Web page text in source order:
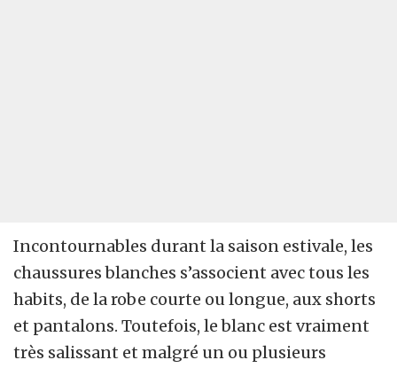
Incontournables durant la saison estivale, les
chaussures blanches s’associent avec tous les
habits, de la robe courte ou longue, aux shorts
et pantalons. Toutefois, le blanc est vraiment
très salissant et malgré un ou plusieurs